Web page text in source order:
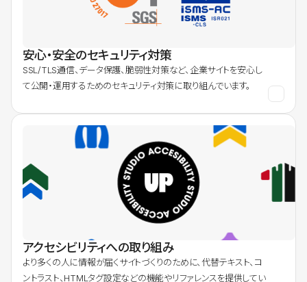
安心・安全のセキュリティ対策
SSL/TLS通信、データ保護、脆弱性対策など、企業サイトを安心し
て公開・運用するためのセキュリティ対策に取り組んでいます。
アクセシビリティへの取り組み
より多くの人に情報が届くサイトづくりのために、代替テキスト、コ
ントラスト、HTMLタグ設定などの機能やリファレンスを提供してい